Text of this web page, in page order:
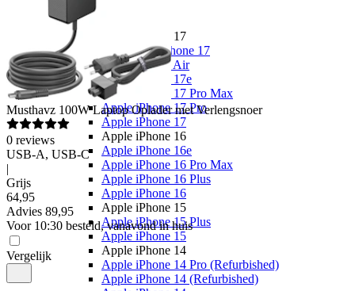
Merken
Apple
Apple iPhone 17
Alle Apple iPhone 17
Apple iPhone Air
Apple iPhone 17e
Apple iPhone 17 Pro Max
Apple iPhone 17 Pro
Apple iPhone 17
Apple iPhone 16
Apple iPhone 16e
Apple iPhone 16 Pro Max
Apple iPhone 16 Plus
Apple iPhone 16
Apple iPhone 15
Apple iPhone 15 Plus
Apple iPhone 15
Apple iPhone 14
Apple iPhone 14 Pro (Refurbished)
Apple iPhone 14 (Refurbished)
Musthavz 100W Laptop Oplader met Verlengsnoer
0 reviews
USB-A, USB-C
|
Grijs
64,95
Advies 89,95
Voor 10:30 besteld, vanavond in huis
Vergelijk